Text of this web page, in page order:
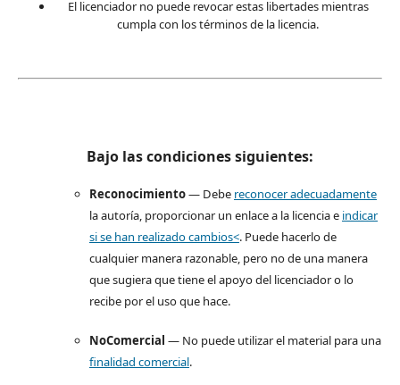
El licenciador no puede revocar estas libertades mientras
cumpla con los términos de la licencia.
Bajo las condiciones siguientes:
Reconocimiento— Debe reconocer adecuadamente
la autoría, proporcionar un enlace a la licencia e indicar
si se han realizado cambios<. Puede hacerlo de
cualquier manera razonable, pero no de una manera
que sugiera que tiene el apoyo del licenciador o lo
recibe por el uso que hace.
NoComercial — No puede utilizar el material para una
finalidad comercial.